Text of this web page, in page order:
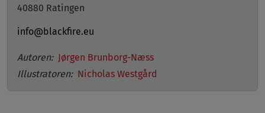
40880 Ratingen
info@blackfire.eu
Autoren: Jørgen Brunborg-Næss
Illustratoren: Nicholas Westgård